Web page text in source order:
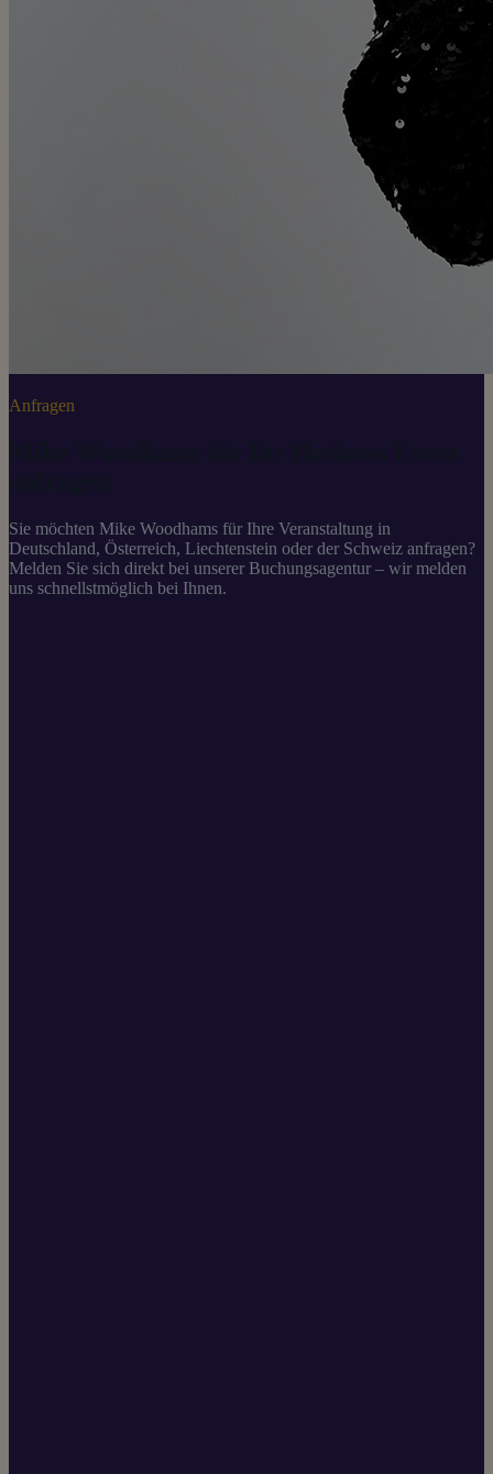
Anfragen
Sie möchten Mike Woodhams für Ihre Veranstaltung in
Deutschland, Österreich, Liechtenstein oder der Schweiz anfragen?
Melden Sie sich direkt bei unserer Buchungsagentur – wir melden
uns schnellstmöglich bei Ihnen.